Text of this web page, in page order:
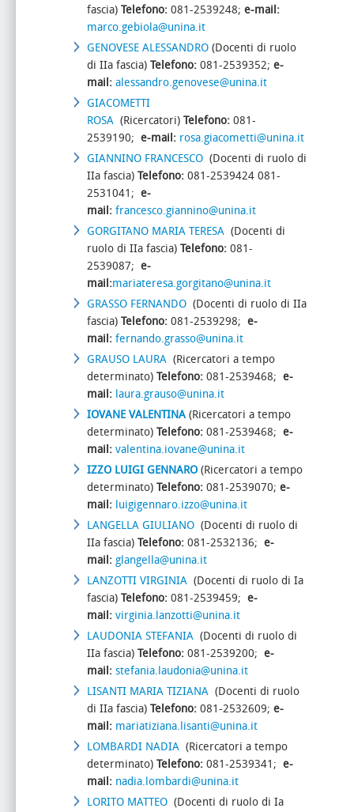
fascia) Telefono: 081-2539248; e-mail:
marco.gebiola@unina.it
GENOVESE ALESSANDRO (Docenti di ruolo
di IIa fascia) Telefono: 081-2539352; e-
mail: alessandro.genovese@unina.it
GIACOMETTI
ROSA (Ricercatori) Telefono: 081-
2539190; e-mail: rosa.giacometti@unina.it
GIANNINO FRANCESCO (Docenti di ruolo di
IIa fascia) Telefono: 081-2539424 081-
2531041; e-
mail: francesco.giannino@unina.it
GORGITANO MARIA TERESA (Docenti di
ruolo di IIa fascia) Telefono: 081-
2539087; e-
mail:mariateresa.gorgitano@unina.it
GRASSO FERNANDO (Docenti di ruolo di IIa
fascia) Telefono: 081-2539298; e-
mail: fernando.grasso@unina.it
GRAUSO LAURA (Ricercatori a tempo
determinato) Telefono: 081-2539468; e-
mail: laura.grauso@unina.it
IOVANE VALENTINA (Ricercatori a tempo
determinato) Telefono: 081-2539468; e-
mail: valentina.iovane@unina.it
IZZO LUIGI GENNARO (Ricercatori a tempo
determinato) Telefono: 081-2539070; e-
mail: luigigennaro.izzo@unina.it
LANGELLA GIULIANO (Docenti di ruolo di
IIa fascia) Telefono: 081-2532136; e-
mail: glangella@unina.it
LANZOTTI VIRGINIA (Docenti di ruolo di Ia
fascia) Telefono: 081-2539459; e-
mail: virginia.lanzotti@unina.it
LAUDONIA STEFANIA (Docenti di ruolo di
IIa fascia) Telefono: 081-2539200; e-
mail: stefania.laudonia@unina.it
LISANTI MARIA TIZIANA (Docenti di ruolo
di IIa fascia) Telefono: 081-2532609; e-
mail: mariatiziana.lisanti@unina.it
LOMBARDI NADIA (Ricercatori a tempo
determinato) Telefono: 081-2539341; e-
mail: nadia.lombardi@unina.it
LORITO MATTEO (Docenti di ruolo di Ia